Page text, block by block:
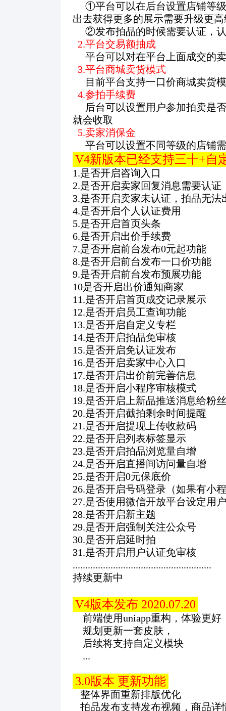
①平台可以在后台设置店铺等级
出去获得更多的展示需要升级更
②发布拍品的时候需要认证，认
2.平台交易额抽成
平台可以对在平台上面成交的
3.平台商城卖货模式
目前平台支持一口价商城卖货
4.参拍手续费
后台可以设置用户参加拍卖是
就会收取
5.卖家消保金
平台可以设置不同等级的店铺
V4新版本已经支持三十+自
1.是否开启咨询入口
2.是否开启卖家回复消息需要认证
3.是否开启卖家未认证，拍品无法
4.是否开启个人认证费用
5.是否开启首页头条
6.是否开启出价手续费
7.是否开启前台发布0元起功能
8.是否开启前台发布一口价功能
9.是否开启前台发布预展功能
10是否开启出价通知商家
11.是否开启首页成交记录展示
12.是否开启员工查询功能
13.是否开启自定义专栏
14.是否开启拍品免审核
15.是否开启免认证发布
16.是否开启卖家中心入口
17.是否开启出价前完善信息
18.是否开启小程序审核模式
19.是否开启上新品推送消息给粉丝
20.是否开启截拍剩余时间提醒
21.是否开启提现上传收款码
22.是否开启列表标签显示
23.是否开启拍品浏览量自增
24.是否开启直播间访问量自增
25.是否开启0元保底价
26.是否开启号码登录（如果有小
27.是否使用微信开放平台设定用
28.是否开启新主题
29.是否开启强制关注公众号
30.是否开启延时拍
31.是否开启用户认证免审核
.......................................................
持续更新中
V4版本发布 2020.07.20
前端使用uniapp重构，体验更好
规划更新一套皮肤，
后续将支持自定义模块
...
3.0版本 更新功能
整体界面重新排版优化
拍品发布支持发布视频，商品详